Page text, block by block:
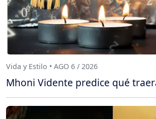
Vida y Estilo • AGO 6 / 2026
Mhoni Vidente predice qué